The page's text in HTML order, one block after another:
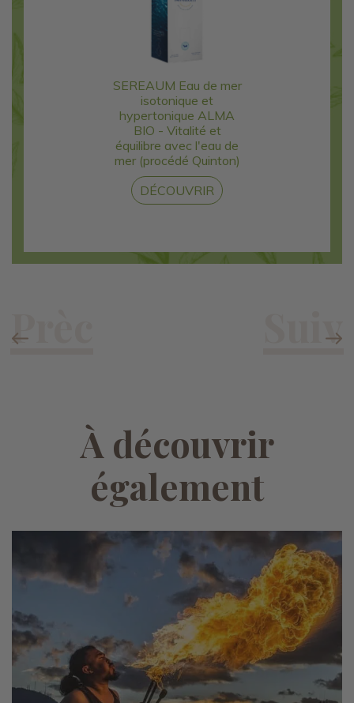
SEREAUM Eau de mer
isotonique et
hypertonique ALMA
BIO - Vitalité et
équilibre avec l'eau de
mer (procédé Quinton)
DÉCOUVRIR
À découvrir
également